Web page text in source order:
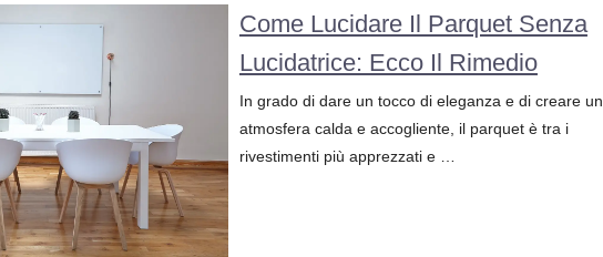
Come Lucidare Il Parquet Senza
Lucidatrice: Ecco Il Rimedio
In grado di dare un tocco di eleganza e di creare un
atmosfera calda e accogliente, il parquet è tra i
rivestimenti più apprezzati e …